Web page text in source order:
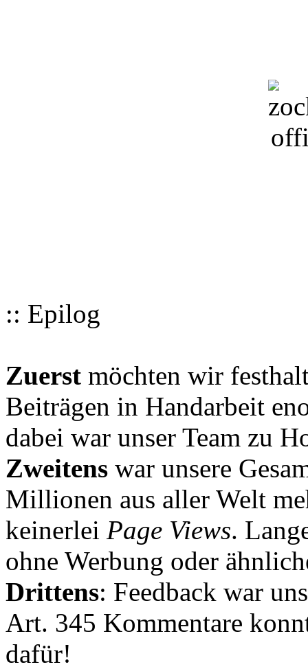
:: Epilog
Zuerst möchten wir
Beiträgen in Handarbeit
dabei war unser Team zu
Zweitens war unsere
Millionen aus aller Welt
keinerlei Page Views.
ohne Werbung oder
Drittens: Feedback war
Art. 345 Kommentare
dafür!